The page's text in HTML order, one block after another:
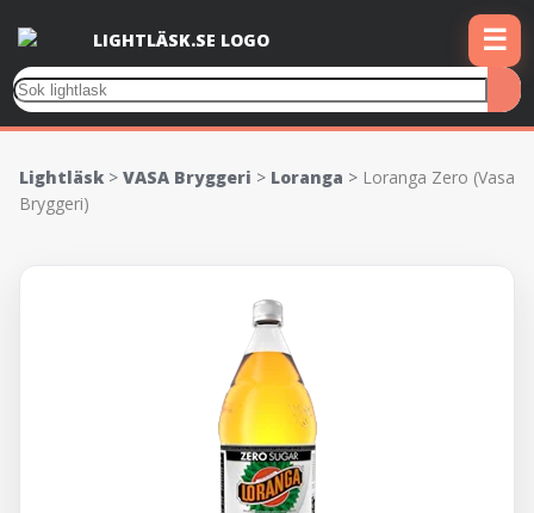
☰
Lightläsk > VASA Bryggeri > Loranga > Loranga Zero (Vasa
Bryggeri)